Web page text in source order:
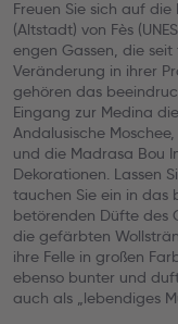
Freuen Sie sich auf die
(Altstadt) von Fès
engen Gassen, die
Veränderung in ihrer
gehören das
Eingang zur Medina
Andalusische
und die Madrasa Bou
Dekorationen. Lassen
tauchen Sie ein in das
betörenden Düfte des
die gefärbten
ihre Felle in großen
ebenso bunter und
auch als „lebendiges